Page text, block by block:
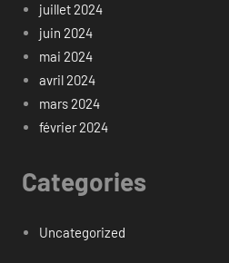
juillet 2024
juin 2024
mai 2024
avril 2024
mars 2024
février 2024
Categories
Uncategorized